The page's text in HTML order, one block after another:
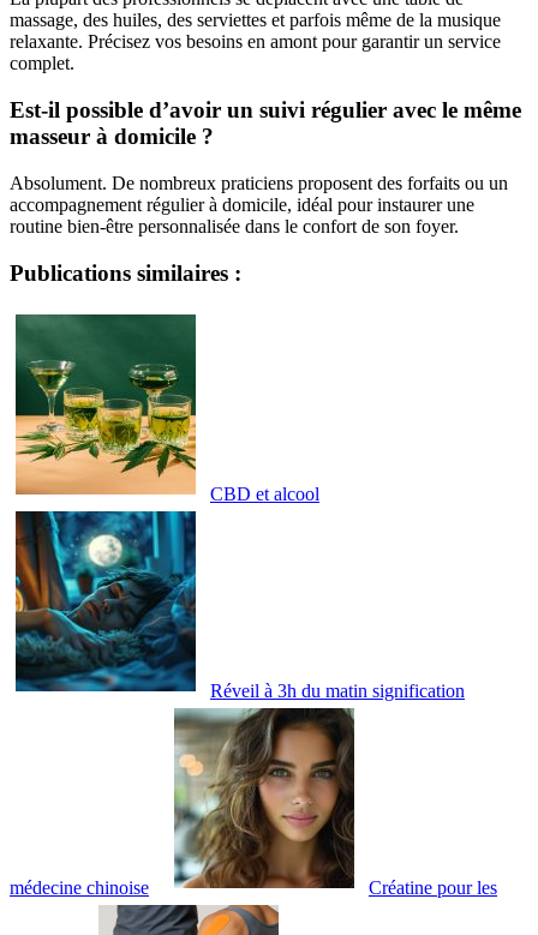
massage, des huiles, des serviettes et parfois même de la musique
relaxante. Précisez vos besoins en amont pour garantir un service
complet.
Est-il possible d’avoir un suivi régulier avec le même
masseur à domicile ?
Absolument. De nombreux praticiens proposent des forfaits ou un
accompagnement régulier à domicile, idéal pour instaurer une
routine bien-être personnalisée dans le confort de son foyer.
Publications similaires :
CBD et alcool
Réveil à 3h du matin signification
médecine chinoise Créatine pour les